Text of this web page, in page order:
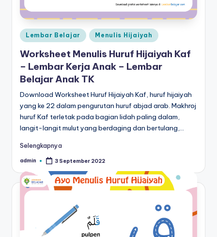
a
d
a
n
m
e
n
ul
is
Posted
Lembar Belajar Menulis Hijaiyah
Worksheet Menulis Huruf Hijaiyah Kaf
– Lembar Kerja Anak – Lembar
Belajar Anak TK
Download Worksheet Huruf Hijaiyah Kaf, huruf hijaiyah
yang ke 22 dalam pengurutan huruf abjad arab. Makhroj
huruf Kaf terletak pada bagian lidah paling dalam,
langit-langit mulut yang berdaging dan bertulang,…
Selengkapnya
Posted
admin 3 September 2022